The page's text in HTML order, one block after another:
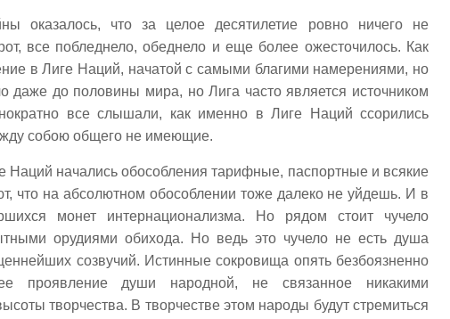
оказалось, что за целое десятилетие ровно ничего не
все побледнело, обеднело и еще более ожесточилось. Как
в Лиге Наций, начатой с самыми благими намерениями, но
даже до половины мира, но Лига часто является источником
все слышали, как именно в Лиге Наций ссорились
собою общего не имеющие.
Наций начались обособления тарифные, паспортные и всякие
что на абсолютном обособлении тоже далеко не уйдешь. И в
монет интернационализма. Но рядом стоит чучело
орудиями обихода. Но ведь это чучело не есть душа
созвучий. Истинные сокровища опять безбоязненно
проявление души народной, не связанное никакими
творчества. В творчестве этом народы будут стремиться